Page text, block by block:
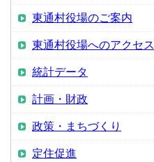
東通村役場のご案内
東通村役場へのアクセス
統計データ
計画・財政
政策・まちづくり
定住促進